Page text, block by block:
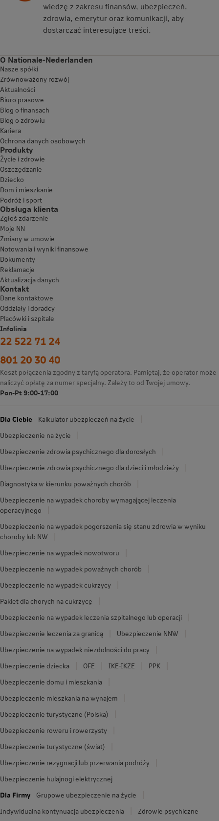
wiedzę z zakresu finansów, ubezpieczeń,
zdrowia, emerytur oraz komunikacji, aby
dostarczać interesujące treści.
O Nationale-Nederlanden
Nasze spółki
Zrównoważony rozwój
Aktualności
Biuro prasowe
Blog o finansach
Blog o zdrowiu
Kariera
Ochrona danych osobowych
Produkty
Życie i zdrowie
Oszczędzanie
Dziecko
Dom i mieszkanie
Podróż i sport
Obsługa klienta
Zgłoś zdarzenie
Moje NN
Zmiany w umowie
Notowania i wyniki finansowe
Dokumenty
Reklamacje
Aktualizacja danych
Kontakt
Dane kontaktowe
Oddziały i doradcy
Placówki i szpitale
Infolinia
22 522 71 24
801 20 30 40
Koszt połączenia zgodny z taryfą operatora. Pamiętaj, że operator może
naliczyć opłatę za numer specjalny. Zależy to od Twojej umowy.
Pon-Pt 9:00-17:00
Dla Ciebie
Kalkulator ubezpieczeń na życie
Ubezpieczenie na życie
Ubezpieczenie zdrowia psychicznego dla dorosłych
Ubezpieczenie zdrowia psychicznego dla dzieci i młodzieży
Diagnostyka w kierunku poważnych chorób
Ubezpieczenie na wypadek choroby wymagającej leczenia
operacyjnego
Ubezpieczenie na wypadek pogorszenia się stanu zdrowia w wyniku
choroby lub NW
Ubezpieczenie na wypadek nowotworu
Ubezpieczenie na wypadek poważnych chorób
Ubezpieczenie na wypadek cukrzycy
Pakiet dla chorych na cukrzycę
Ubezpieczenie na wypadek leczenia szpitalnego lub operacji
Ubezpieczenie leczenia za granicą
Ubezpieczenie NNW
Ubezpieczenie na wypadek niezdolności do pracy
Ubezpieczenie dziecka
OFE IKE-IKZE
PPK
Ubezpieczenie domu i mieszkania
Ubezpieczenie mieszkania na wynajem
Ubezpieczenie turystyczne (Polska)
Ubezpieczenie roweru i rowerzysty
Ubezpieczenie turystyczne (świat)
Ubezpieczenie rezygnacji lub przerwania podróży
Ubezpieczenie hulajnogi elektrycznej
Dla Firmy
Grupowe ubezpieczenie na życie
Indywidualna kontynuacja ubezpieczenia
Zdrowie psychiczne